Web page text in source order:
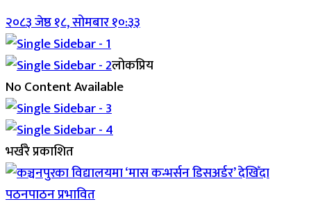
२०८३ जेष्ठ १८, सोमबार १०:३३
लोकप्रिय
No Content Available
भर्खरै प्रकाशित